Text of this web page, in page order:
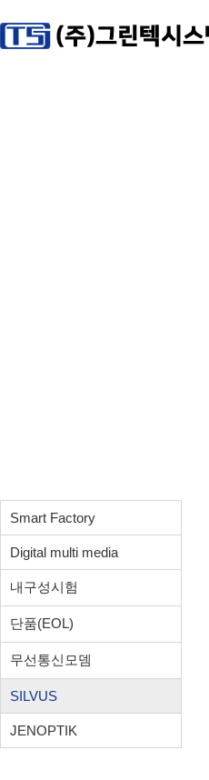
Smart Factory
Digital multi media
내구성시험
단품(EOL)
무선통신모뎀
SILVUS
JENOPTIK